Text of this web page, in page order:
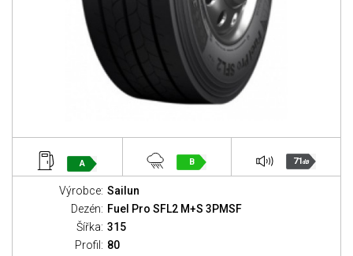
A B 71dB
Výrobce: Sailun
Dezén: Fuel Pro SFL2 M+S 3PMSF
Šířka: 315
Profil: 80